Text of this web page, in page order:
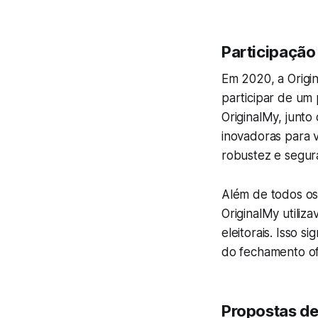
Em 2020, a
participar de um
OriginalMy,
inovadoras para
robustez e
Além de todos
OriginalMy
eleitorais. Isso
do fechamento
Propostas